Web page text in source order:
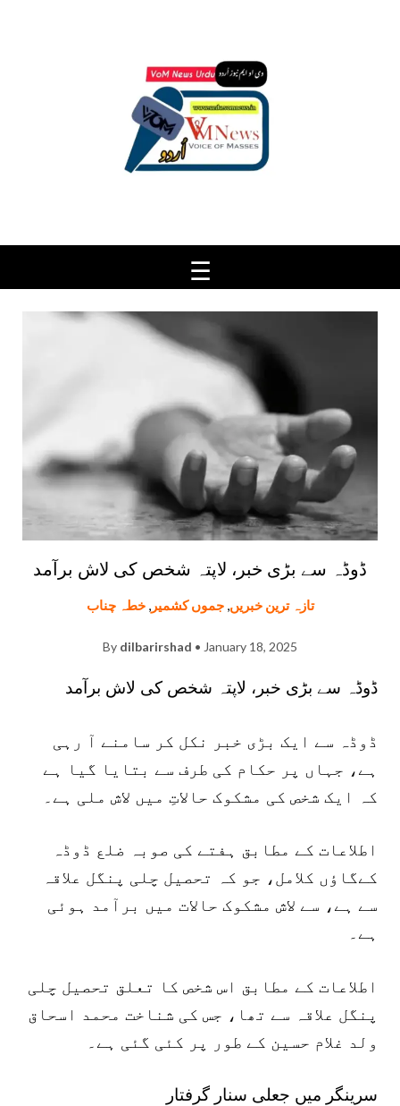
ڈوڈہ سے بڑی خبر، لاپتہ شخص کی لاش برآمد
تازہ ترین خبریں,جموں کشمیر,خطہ چناب
By dilbarirshad • January 18, 2025
ڈوڈہ سے بڑی خبر، لاپتہ شخص کی لاش برآمد
ڈوڈہ سے ایک بڑی خبر نکل کر سامنے آ رہی
ہے، جہاں پر حکام کی طرف سے بتایا گیا ہے
کہ ایک شخص کی مشکوک حالاتِ میں لاش ملی ہے۔
اطلاعات کے مطابق ہفتے کی صوبہ ضلع ڈوڈہ
کےگاؤں کلامل، جو کہ تحصیل چلی پنگل علاقہ
سے ہے، سے لاش مشکوک حالات میں برآمد ہوئی
ہے۔
اطلاعات کے مطابق اس شخص کا تعلق تحصیل چلی
پنگل علاقہ سے تھا، جس کی شناخت محمد اسحاق
ولد غلام حسین کے طور پر کئی گئی ہے۔
سرینگر میں جعلی سنار گرفتار